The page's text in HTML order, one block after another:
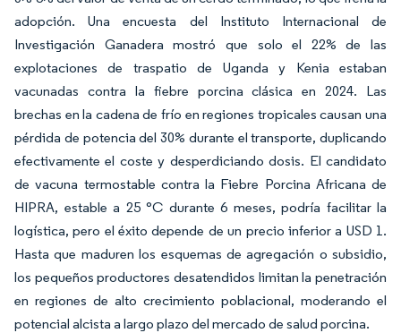
adopción. Una encuesta del Instituto Internacional de
Investigación Ganadera mostró que solo el 22% de las
explotaciones de traspatio de Uganda y Kenia estaban
vacunadas contra la fiebre porcina clásica en 2024. Las
brechas en la cadena de frío en regiones tropicales causan una
pérdida de potencia del 30% durante el transporte, duplicando
efectivamente el coste y desperdiciando dosis. El candidato
de vacuna termostable contra la Fiebre Porcina Africana de
HIPRA, estable a 25 °C durante 6 meses, podría facilitar la
logística, pero el éxito depende de un precio inferior a USD 1.
Hasta que maduren los esquemas de agregación o subsidio,
los pequeños productores desatendidos limitan la penetración
en regiones de alto crecimiento poblacional, moderando el
potencial alcista a largo plazo del mercado de salud porcina.